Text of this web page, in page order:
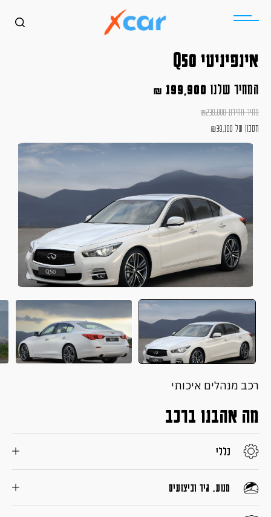
אינפיניטי Q50
המחיר שלנו 199,900
₪
מחיר מחירון ₪239,000
חסכון של
₪39,100
רכב מנהלים איכותי
מה אהבנו ברכב
כללי
מנוע, גיר וביצועים